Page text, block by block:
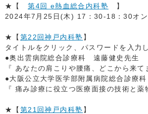
★【第4回 e熱血総合内科塾 】
2024年7月25日(木) 17：30-18：30オ
★【 第22回神戸内科塾 】
タイトルをクリック、パスワードを入
●奥出雲病院総合診療科 遠藤健史先生
『 あなたの肩こりや腰痛、どこから来て
●大阪公立大学医学部附属病院総合診療
『 痛み診療に役立つ医療面接の技術と薬
★【 第21回神戸内科塾 】